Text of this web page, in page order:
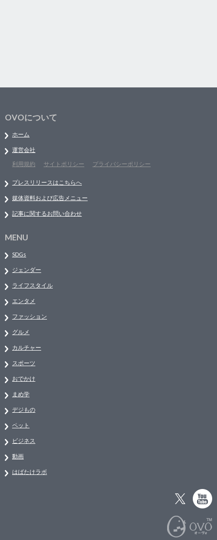
OVOについて
ホーム
運営会社
利用規約
サイトポリシー プライバシーポリシー
プレスリリースはこちらへ
媒体資料および広告メニュー
記事に関するお問い合わせ
MENU
SDGs
ジェンダー
ライフスタイル
エンタメ
ファッション
グルメ
カルチャー
スポーツ
おでかけ
まめ学
デジもの
ペット
ビジネス
動画
はばたけラボ